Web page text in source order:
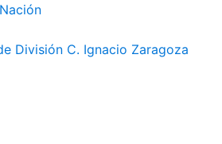
División C. Ignacio Zaragoza